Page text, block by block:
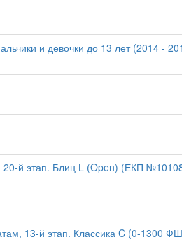
и девочки до 13 лет (2014 -
й этап. Блиц L (Open) (ЕКП
13-й этап. Классика C (0-1300